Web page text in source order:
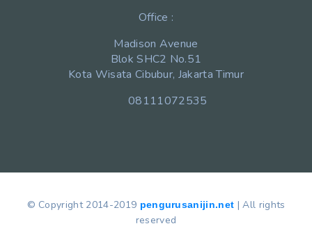
Office :
Madison Avenue
Blok SHC2 No.51
Kota Wisata Cibubur, Jakarta Timur
08111072535
© Copyright 2014-2019 pengurusanijin.net | All rights
reserved